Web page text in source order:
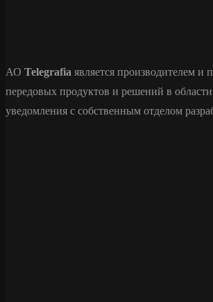
АО Telegrafia является производителем и
передовых продуктов и решений в
уведомления с собственным отделом